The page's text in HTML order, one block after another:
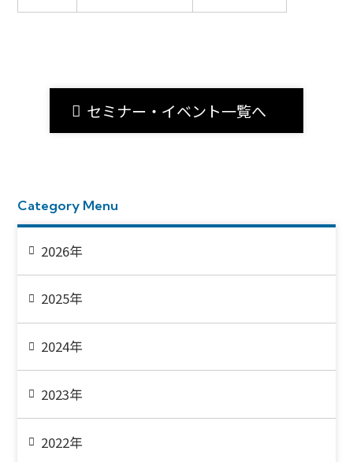
セミナー・イベント一覧へ
Category Menu
2026年
2025年
2024年
2023年
2022年